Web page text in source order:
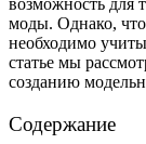
моды. Однако,
необходимо
статье мы
созданию
Содержание